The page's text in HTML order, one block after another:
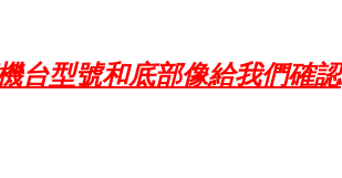
台型號和底部像給我們確認